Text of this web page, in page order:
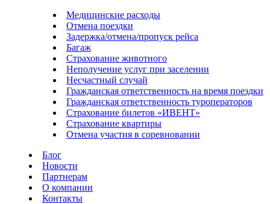
Медицинские расходы
Отмена поездки
Задержка/отмена/пропуск рейса
Багаж
Страхование животного
Неполучение услуг при заселении
Несчастный случай
Гражданская ответственность на время поездки
Гражданская ответственность туроператоров
Страхование билетов «ИВЕНТ»
Страхование квартиры
Отмена участия в соревновании
Блог
Новости
Партнерам
О компании
Контакты